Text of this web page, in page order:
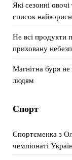
Які сезонні
список
Не всі продукти
приховану
Магнітна буря
людям
Спорт
Спортсменка з
чемпіонаті